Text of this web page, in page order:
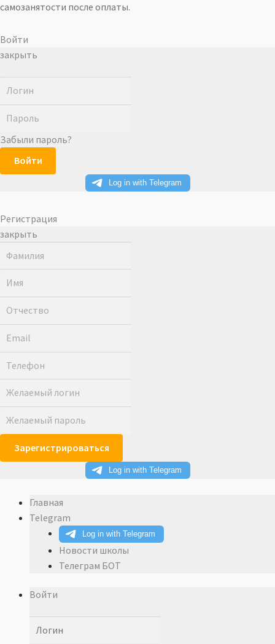
самозанятости после оплаты.
Войти
закрыть
Забыли пароль?
Войти
Регистрация
закрыть
Главная
Telegram
Новости школы
Телеграм БОТ
Войти